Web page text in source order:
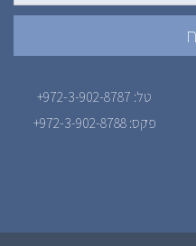
טל: 972-3-902-8787+
פקס: 972-3-902-8788+